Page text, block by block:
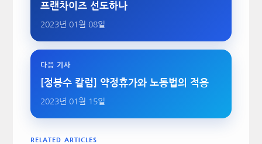
프랜차이즈 선도하나
2023년 01월 08일
다음 기사
[정봉수 칼럼] 약정휴가와 노동법의 적용
2023년 01월 15일
RELATED ARTICLES